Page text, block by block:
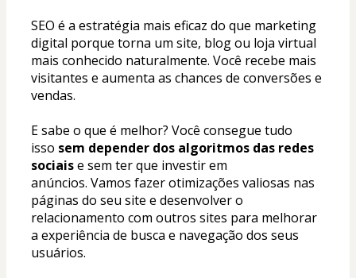
SEO é a estratégia mais eficaz do que marketing
digital porque torna um site, blog ou loja virtual
mais conhecido naturalmente. Você recebe mais
visitantes e aumenta as chances de conversões e
vendas.
E sabe o que é melhor? Você consegue tudo
isso sem depender dos algoritmos das redes
sociais e sem ter que investir em
anúncios. Vamos fazer otimizações valiosas nas
páginas do seu site e desenvolver o
relacionamento com outros sites para melhorar
a experiência de busca e navegação dos seus
usuários.